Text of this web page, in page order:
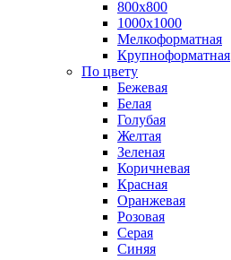
800х800
1000х1000
Мелкоформатная
Крупноформатная
По цвету
Бежевая
Белая
Голубая
Желтая
Зеленая
Коричневая
Красная
Оранжевая
Розовая
Серая
Синяя